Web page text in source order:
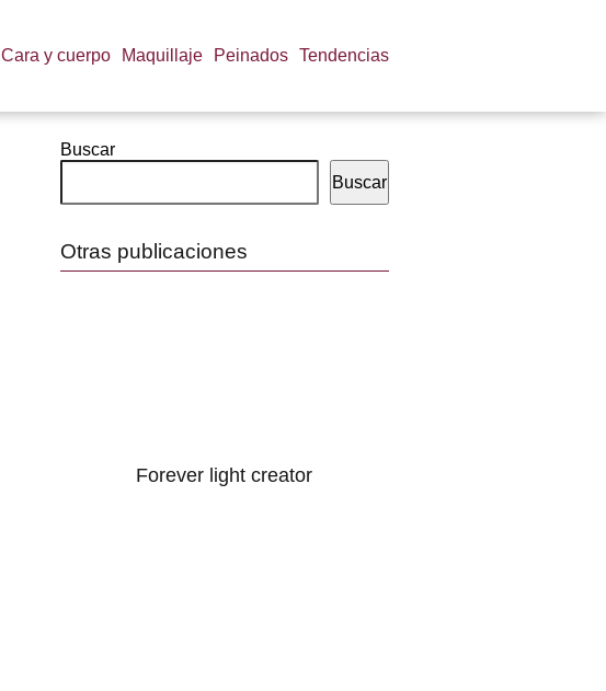
Cara y cuerpo Maquillaje Peinados Tendencias
Buscar
Buscar
Otras publicaciones
Forever light creator